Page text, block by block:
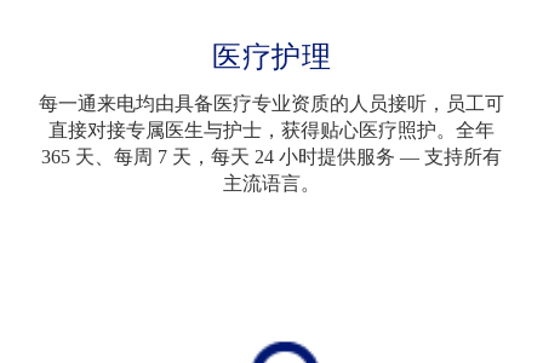
医疗护理
每一通来电均由具备医疗专业资质的人员接听，员工可
直接对接专属医生与护士，获得贴心医疗照护。全年
365 天、每周 7 天，每天 24 小时提供服务 — 支持所有
主流语言。